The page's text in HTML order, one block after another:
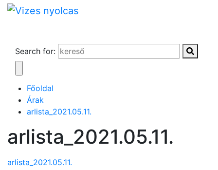
Search for:
Főoldal
Árak
arlista_2021.05.11.
arlista_2021.05.11.
arlista_2021.05.11.